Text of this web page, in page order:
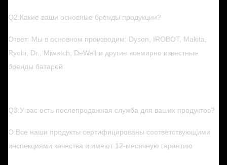
Q2:Какие ваши основные бренды продукции?
Ответ: Мы в основном производим: Dyson, IROBOT, Makita,
Ryobi, Dr., Miwatch, DeWalt и другие всемирно известные
бренды батарей
Q3:У вас есть послепродажная служба для ваших продуктов?
О:Все наши продукты сертифицированы соответствующими
инспекциями качества и имеют 12-месячную гарантию